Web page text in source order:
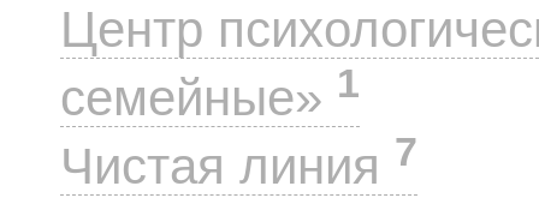
Центр
семейные» 1
Чистая линия 7